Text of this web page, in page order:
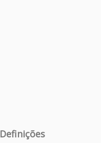
Definições